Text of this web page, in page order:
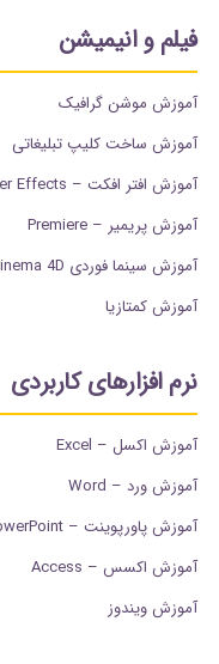
فیلم و انیمیشن
آموزش موشن گرافیک
آموزش ساخت کلیپ تبلیغاتی
آموزش افتر افکت – After Effects
آموزش پریمیر – Premiere
آموزش سینما فوردی Cinema 4D
آموزش کمتازیا
نرم افزارهای کاربردی
آموزش اکسل – Excel
آموزش ورد – Word
آموزش پاورپوینت – PowerPoint
آموزش اکسس – Access
آموزش ویندوز